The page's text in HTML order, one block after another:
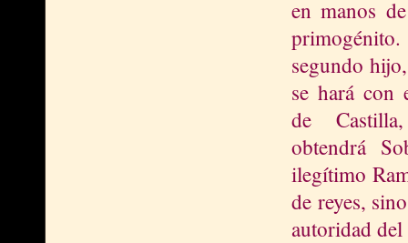
en manos
segundo
se hará con
de
obtendrá
ilegítimo
de reyes,
autoridad